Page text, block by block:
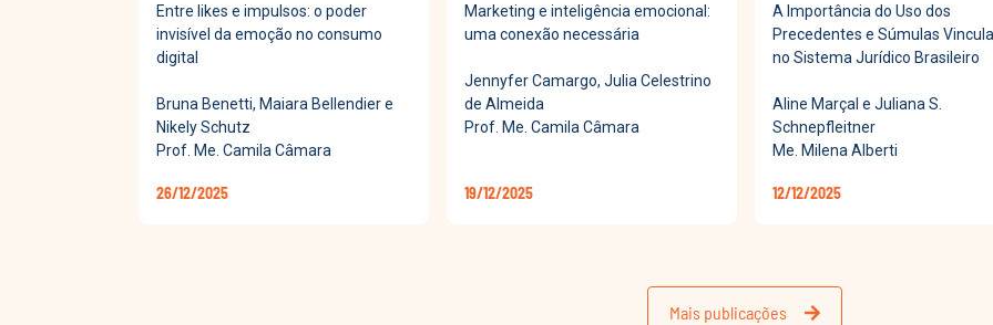
Entre likes e impulsos: o poder
invisível da emoção no consumo
digital
Bruna Benetti, Maiara Bellendier e
Nikely Schutz
Prof. Me. Camila Câmara
26/12/2025
Marketing e inteligência emocional:
uma conexão necessária
Jennyfer Camargo, Julia Celestrino
de Almeida
Prof. Me. Camila Câmara
19/12/2025
A Importância do Uso dos
Precedentes e Súmulas
no Sistema Jurídico Brasileiro
Aline Marçal e Juliana S.
Schnepfleitner
Me. Milena Alberti
12/12/2025
Mais publicações